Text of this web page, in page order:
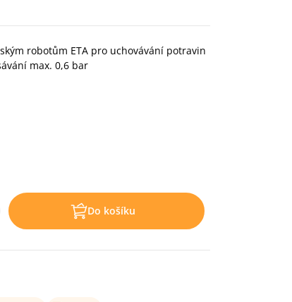
robotům ETA pro uchovávání potravin
max. 0,6 bar
Do košíku